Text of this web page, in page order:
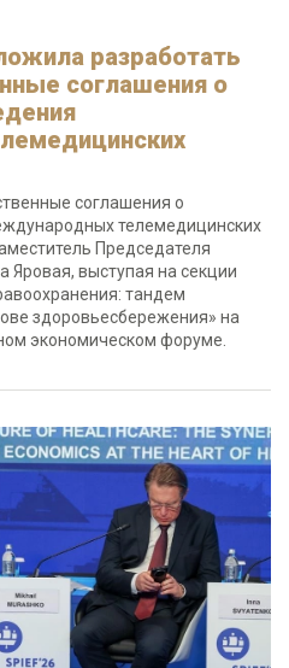
разработать
соглашения о
соглашения о
телемедицинских
Председателя
Яровая, выступая на секции
тандем
здоровьесбережения» на
экономическом форуме.